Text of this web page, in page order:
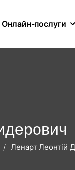
Онлайн-послуги
Ленарт Леонтій